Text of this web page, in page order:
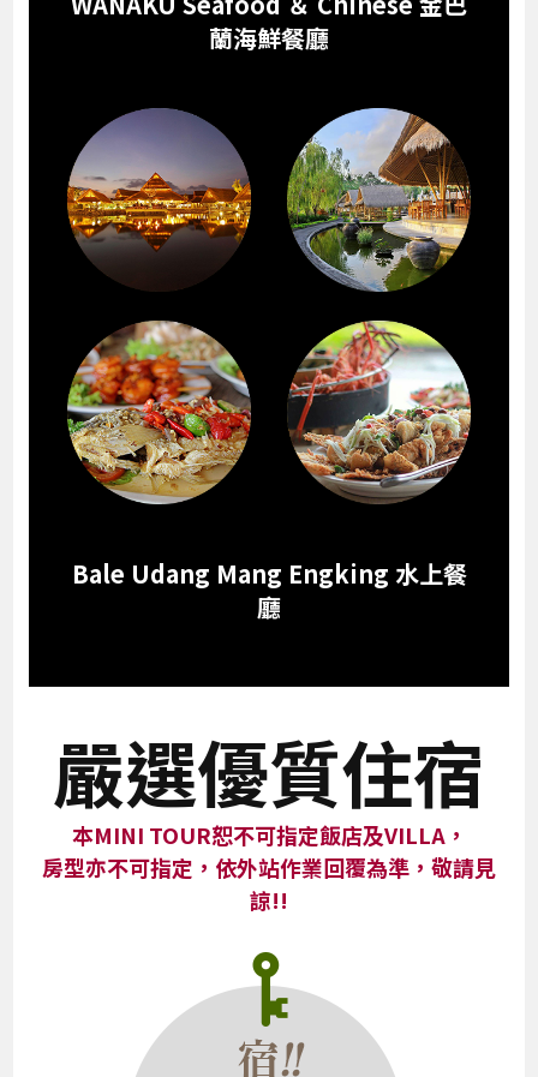
蘭海鮮餐廳
Bale Udang Mang Engking 水上餐
廳
嚴選優質住宿
本MINI TOUR恕不可指定飯店及VILLA，
房型亦不可指定，依外站作業回覆為準，敬請見
諒!!